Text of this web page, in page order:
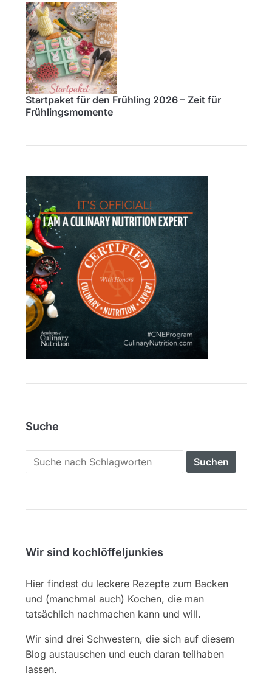
Startpaket für den Frühling 2026 – Zeit für
Frühlingsmomente
Suche
Search
for:
Wir sind kochlöffeljunkies
Hier findest du leckere Rezepte zum Backen
und (manchmal auch) Kochen, die man
tatsächlich nachmachen kann und will.
Wir sind drei Schwestern, die sich auf diesem
Blog austauschen und euch daran teilhaben
lassen.